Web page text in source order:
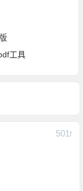
工具
501F